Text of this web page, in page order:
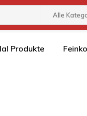
Alle
Produkte